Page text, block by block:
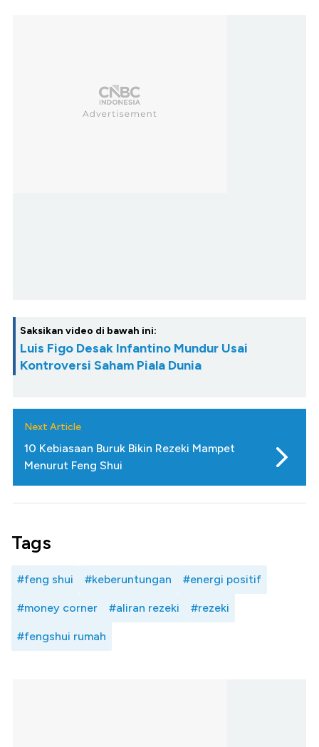
Saksikan video di bawah ini:
Luis Figo Desak Infantino Mundur Usai
Kontroversi Saham Piala Dunia
Next Article
10 Kebiasaan Buruk Bikin Rezeki Mampet
Menurut Feng Shui
Tags
#feng shui #keberuntungan #energi positif
#money corner #aliran rezeki #rezeki
#fengshui rumah